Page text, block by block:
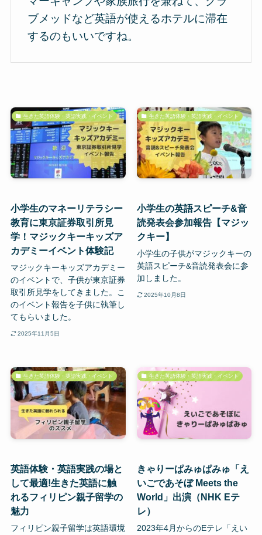
ブメッドなど英語が使えるホテルに滞在
するのもいいですね。
生きた英語体験・英語実践・イベント
小学生のマネーリテラシー
教育に東京証券取引所見
学！マジックキーキッズア
カデミーイベント体験記
マジックキーキッズアカデミー
のイベントで、子供が東京証券
取引所見学をしてきました。こ
のイベント報告を子供に執筆し
てもらいました。
2025年11月5日
生きた英語体験・英語実践・イベント
小学生の英語スピーチ&音
読発表会参加報告【マジッ
クキー】
小学生の子供がマジックキーの
英語スピーチ&音読発表会に参
加しました。
2025年10月8日
生きた英語体験・英語実践・イベント
英語体験・英語実践の場と
して最適!生きた英語に触
れるフィリピン親子留学の
魅力
フィリピン親子留学は英語環境
生きた英語体験・英語実践・イベント
きゃりーぱみゅぱみゅ「え
いごであそぼ Meets the
World」出演（NHK Eテ
レ）
2023年4月からのEテレ「えい